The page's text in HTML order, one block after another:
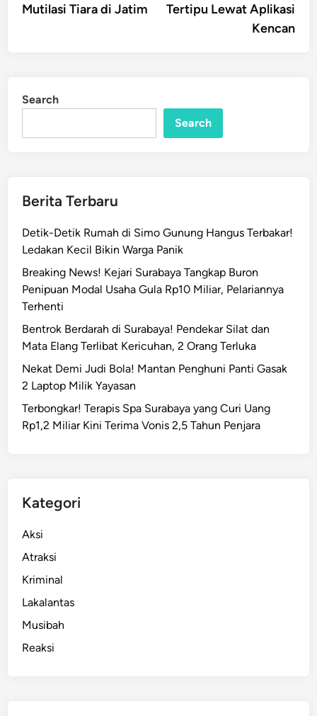
Mutilasi Tiara di Jatim
Tertipu Lewat Aplikasi
Kencan
Search
Search
Berita Terbaru
Detik-Detik Rumah di Simo Gunung Hangus Terbakar!
Ledakan Kecil Bikin Warga Panik
Breaking News! Kejari Surabaya Tangkap Buron
Penipuan Modal Usaha Gula Rp10 Miliar, Pelariannya
Terhenti
Bentrok Berdarah di Surabaya! Pendekar Silat dan
Mata Elang Terlibat Kericuhan, 2 Orang Terluka
Nekat Demi Judi Bola! Mantan Penghuni Panti Gasak
2 Laptop Milik Yayasan
Terbongkar! Terapis Spa Surabaya yang Curi Uang
Rp1,2 Miliar Kini Terima Vonis 2,5 Tahun Penjara
Kategori
Aksi
Atraksi
Kriminal
Lakalantas
Musibah
Reaksi